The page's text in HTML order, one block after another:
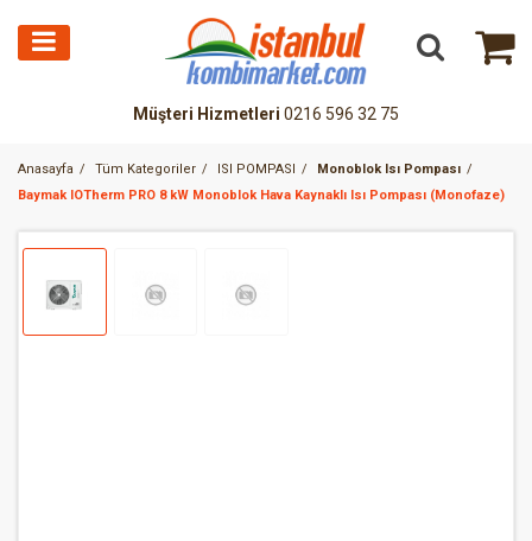
Müşteri Hizmetleri 0216 596 32 75
Anasayfa Tüm Kategoriler ISI POMPASI
Monoblok Isı Pompası
Baymak IOTherm PRO 8 kW Monoblok Hava Kaynaklı Isı Pompası (Monofaze)